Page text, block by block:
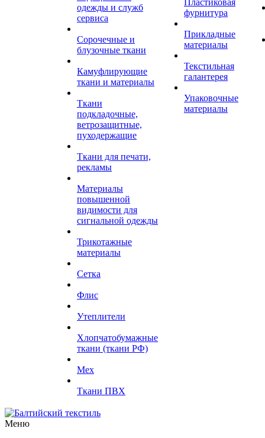
одежды и служб
сервиса
Сорочечные и
блузочные ткани
Камуфлирующие
ткани и материалы
Ткани
подкладочные,
ветрозащитные,
пуходержащие
Ткани для печати,
рекламы
Материалы
повышенной
видимости для
сигнальной одежды
Трикотажные
материалы
Сетка
Флис
Утеплители
Хлопчатобумажные
ткани (ткани РФ)
Мех
Ткани ПВХ
Пластиковая
фурнитура
Прикладные
материалы
Текстильная
галантерея
Упаковочные
материалы
Меню